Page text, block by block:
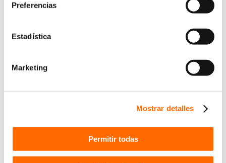
Preferencias
Estadística
Marketing
Mostrar detalles
Permitir todas